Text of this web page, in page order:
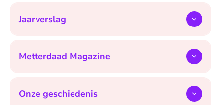
Jaarverslag
Metterdaad Magazine
Onze geschiedenis